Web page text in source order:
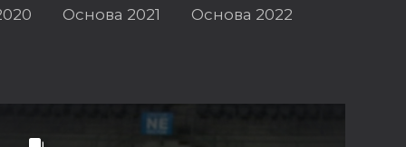
Основа 2021 Основа 2022